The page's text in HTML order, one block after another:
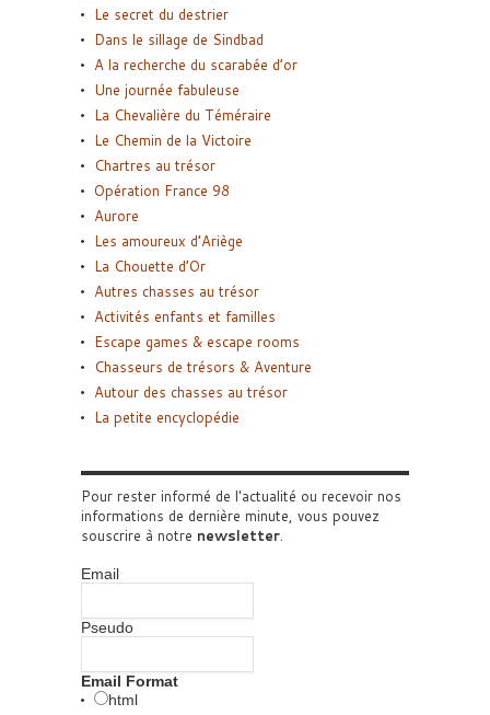
Le secret du destrier
Dans le sillage de Sindbad
A la recherche du scarabée d’or
Une journée fabuleuse
La Chevalière du Téméraire
Le Chemin de la Victoire
Chartres au trésor
Opération France 98
Aurore
Les amoureux d’Ariège
La Chouette d’Or
Autres chasses au trésor
Activités enfants et familles
Escape games & escape rooms
Chasseurs de trésors & Aventure
Autour des chasses au trésor
La petite encyclopédie
Pour rester informé de l'actualité ou recevoir nos
informations de dernière minute, vous pouvez
souscrire à notre newsletter.
Email
Pseudo
Email Format
html